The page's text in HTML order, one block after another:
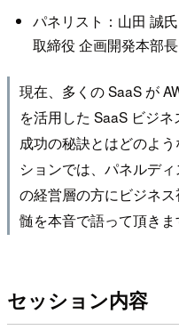
パネリスト：山田 誠
取締役 企画開発本部長
現在、多くの SaaS が
を活用した SaaS ビジネ
成功の秘訣とはどのよ
ションでは、パネルデ
の経営層の方にビジネ
髄を本音で語って頂きま
セッション内容